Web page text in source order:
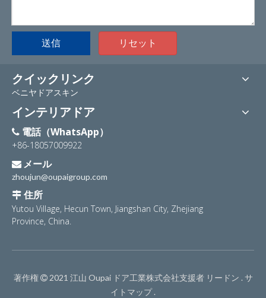
送信 リセット
クイックリンク
ベニヤドアスキン
インテリアドア
 電話（WhatsApp）
+86-18057009922
 メール
zhoujun@oupaigroup.com
 住所
Yutou Village, Hecun Town, Jiangshan City, Zhejiang
Province, China.
著作権 2021 江山 Oupai ドア工業株式会社支援者 リードン . サ
イトマップ .